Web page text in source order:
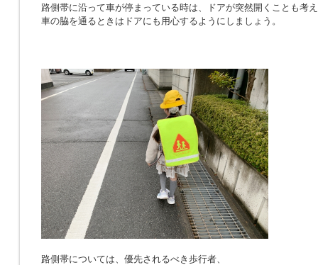
路側帯に沿って車が停まっている時は、ドアが突然開くことも考
車の脇を通るときはドアにも用心するようにしましょう。
路側帯については、優先されるべき歩行者、